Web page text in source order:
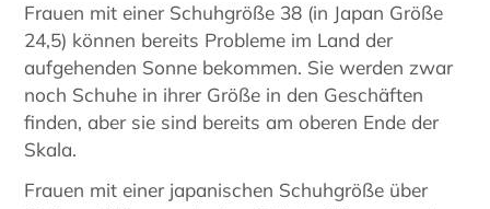
Frauen mit einer Schuhgröße 38 (in Japan Größe
24,5) können bereits Probleme im Land der
aufgehenden Sonne bekommen. Sie werden zwar
noch Schuhe in ihrer Größe in den Geschäften
finden, aber sie sind bereits am oberen Ende der
Skala.
Frauen mit einer japanischen Schuhgröße über